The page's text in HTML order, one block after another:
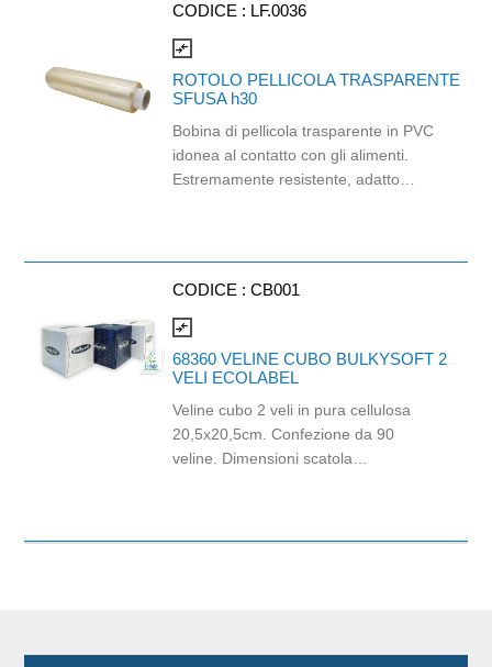
CODICE : LF.0036
compare_arrows
ROTOLO PELLICOLA TRASPARENTE
SFUSA h30
Bobina di pellicola trasparente in PVC
idonea al contatto con gli alimenti.
Estremamente resistente, adatto
cercano un prodotto affidabile e di
altissima qualità per la conservazione
degli alimenti. Colore: champagne
CODICE : CB001
compare_arrows
68360 VELINE CUBO BULKYSOFT 2
VELI ECOLABEL
Veline cubo 2 veli in pura cellulosa
20,5x20,5cm. Confezione da 90
veline. Dimensioni scatola